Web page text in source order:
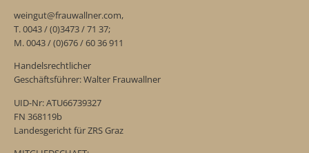
weingut@frauwallner.com,
T. 0043 / (0)3473 / 71 37;
M. 0043 / (0)676 / 60 36 911
Handelsrechtlicher
Geschäftsführer: Walter Frauwallner
UID-Nr: ATU66739327
FN 368119b
Landesgericht für ZRS Graz